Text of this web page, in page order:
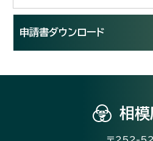
申請書ダウンロード
相